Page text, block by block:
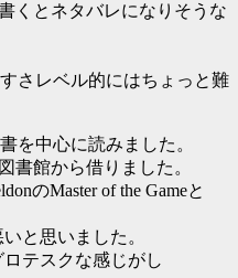
くとネタバレになりそうな
さレベル的にはちょっと難
を中心に読みました。
書館から借りました。
のMaster of the Gameと
と思いました。
テスクな感じがし